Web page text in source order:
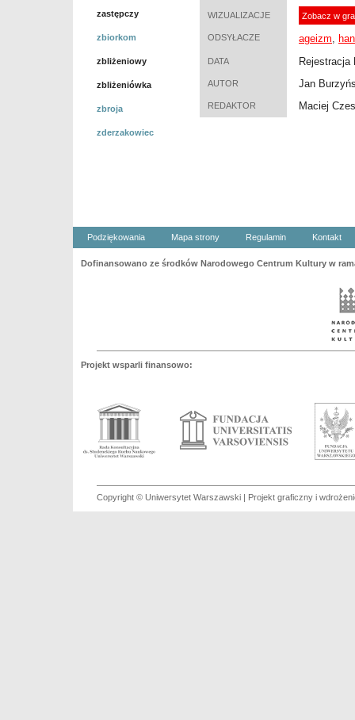
zastępczy
zbiorkom
zbliżeniowy
zbliżeniówka
zbroja
zderzakowiec
WIZUALIZACJE Zobacz w
ODSYŁACZE ageizm,
DATA Rejestracja
AUTOR Jan
REDAKTOR Maciej
Podziękowania Mapa strony Regulamin Kontakt
Dofinansowano ze środków Narodowego Centrum Kultury w
Projekt wsparli finansowo:
Copyright © Uniwersytet Warszawski | Projekt graficzny i